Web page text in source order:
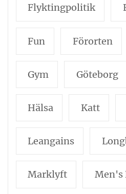
Flyktingpolitik
Fun Förorten
Gym Göteborg
Hälsa Katt
Leangains
Marklyft Men's